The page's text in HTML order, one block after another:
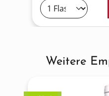
Produktgalerie
Weitere